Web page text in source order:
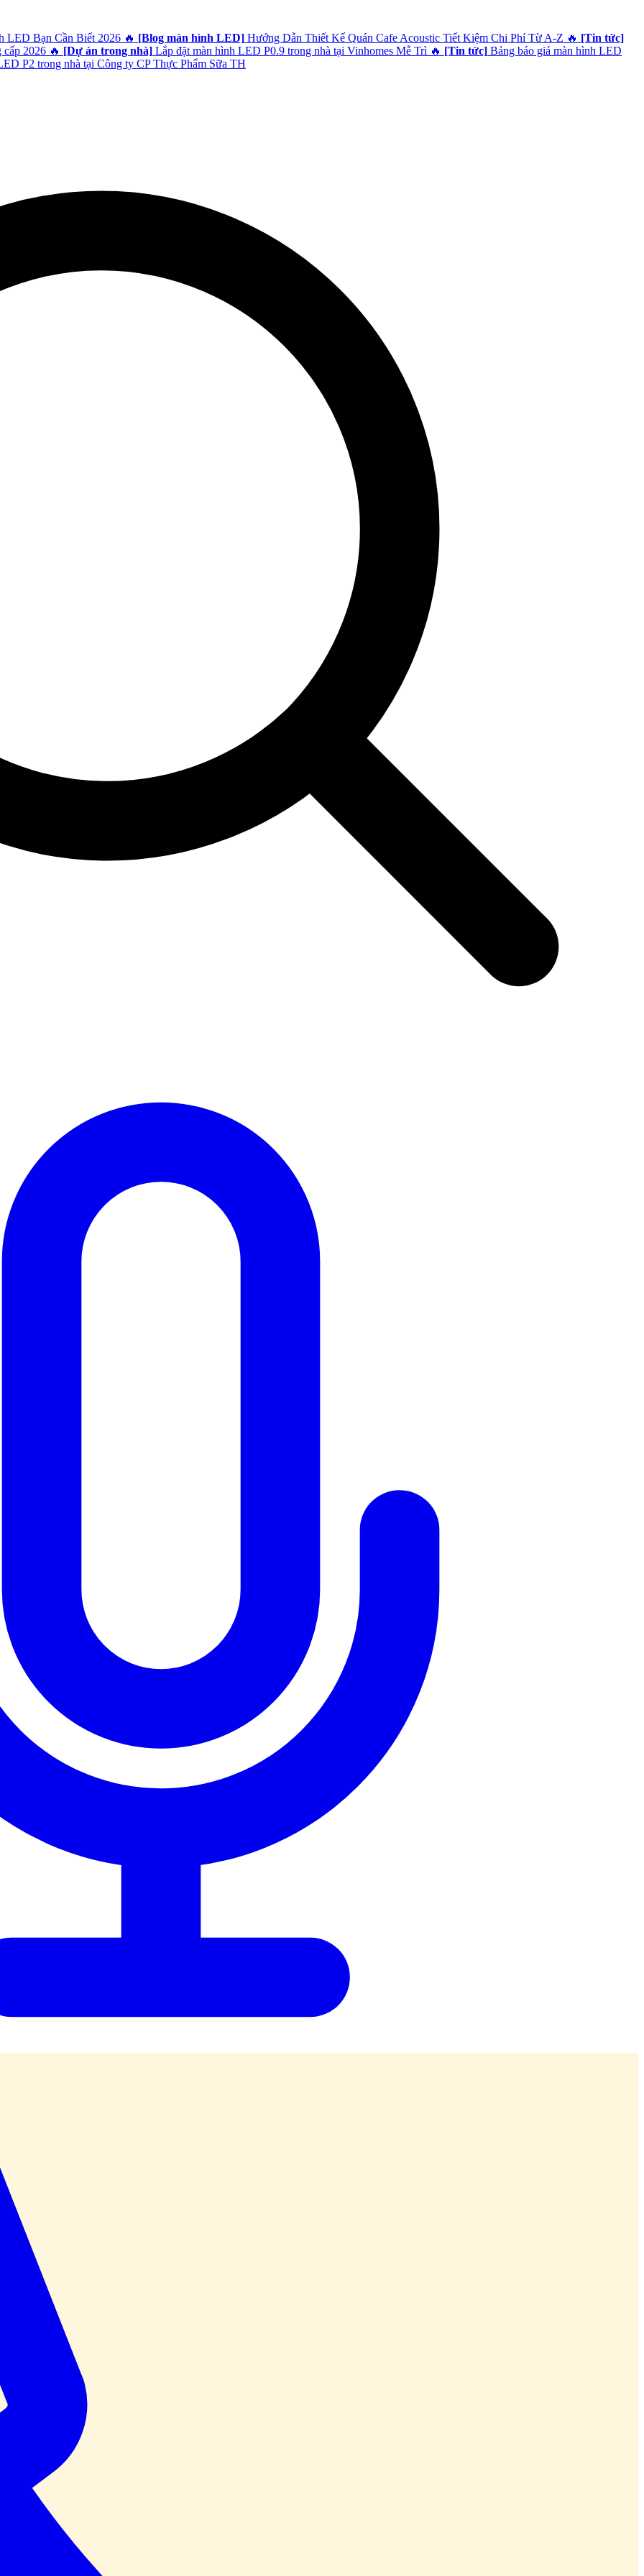
LED Bạn Cần Biết 2026 🔥 [Blog màn hình LED] Hướng Dẫn Thiết Kế Quán Cafe Acoustic Tiết Kiệm Chi Phí Từ A-Z 🔥 [Tin tức]
cấp 2026 🔥 [Dự án trong nhà] Lắp đặt màn hình LED P0.9 trong nhà tại Vinhomes Mễ Trì 🔥 [Tin tức] Bảng báo giá màn hình LED
P2 trong nhà tại Công ty CP Thực Phẩm Sữa TH